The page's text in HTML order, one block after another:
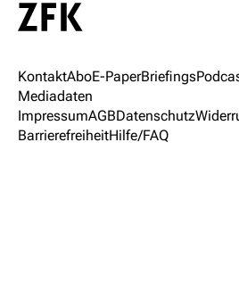
KontaktAboE-PaperBriefings
Mediadaten
ImpressumAGBDatenschutz
BarrierefreiheitHilfe/FAQ